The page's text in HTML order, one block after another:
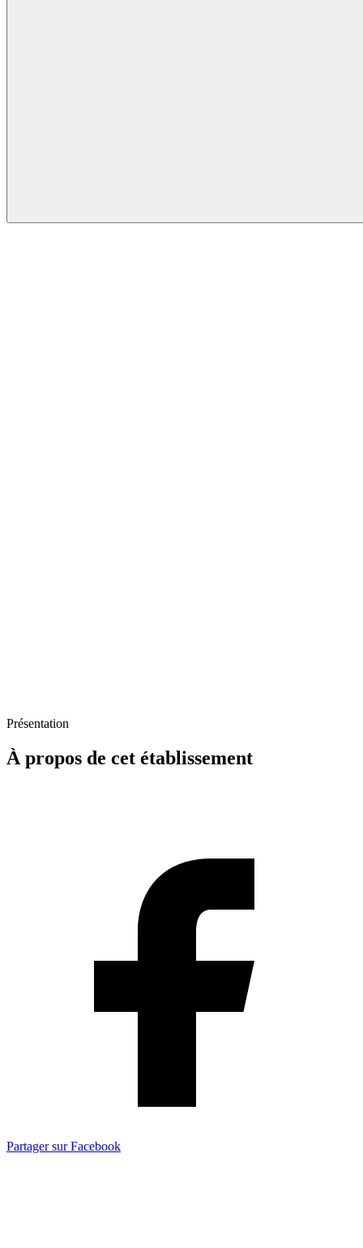
Présentation
À propos de cet établissement
Partager sur Facebook